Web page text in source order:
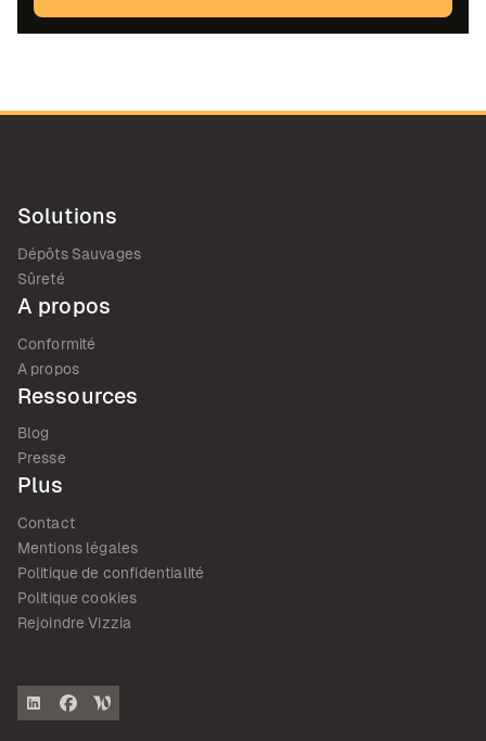
Solutions
Dépôts Sauvages
Sûreté
A propos
Conformité
A propos
Ressources
Blog
Presse
Plus
Contact
Mentions légales
Politique de confidentialité
Politique cookies
Rejoindre Vizzia